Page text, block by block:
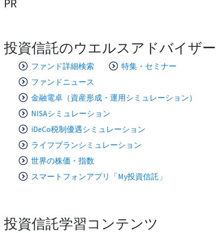
投資信託のウエルスアドバイザー
ファンド詳細検索
特集・セミナー
ファンドニュース
金融電卓（資産形成・運用シミュレーション）
NISAシミュレーション
iDeCo税制優遇シミュレーション
ライフプランシミュレーション
世界の株価・指数
スマートフォンアプリ「My投資信託」
投資信託学習コンテンツ